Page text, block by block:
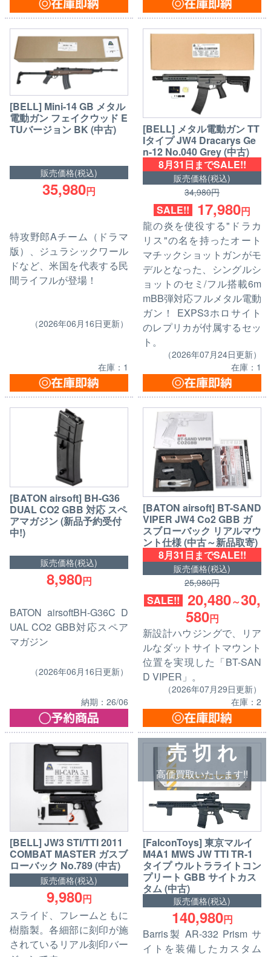
[BELL] Mini-14 GB メタル
電動ガン フェイクウッド E
TUバージョン BK (中古)
販売価格(税込)
35,980円
特攻野郎Aチーム（ドラマ
版）、ジュラシックワール
ドなど、米国を代表する民
間ライフルが登場！
（2026年06月16日更新）
在庫：1
[BELL] メタル電動ガン TT
Iタイプ JW4 Dracarys Ge
n-12 No.040 Grey (中古)
8月31日までSALE!!
販売価格(税込)
34,980円
SALE!! 17,980円
龍の炎を使役する"ドラカ
リス"の名を持ったオート
マチックショットガンがモ
デルとなった、シングルシ
ョットのセミ/フル搭載6m
mBB弾対応フルメタル電動
ガン！ EXPS3ホロサイト
のレプリカが付属するセッ
ト。
（2026年07月24日更新）
在庫：1
[BATON airsoft] BH-G36
DUAL CO2 GBB 対応 スペ
アマガジン (新品予約受付
中!)
販売価格(税込)
8,980円
BATON airsoftBH-G36C D
UAL CO2 GBB対応スペア
マガジン
（2026年06月16日更新）
納期：26/06
[BATON airsoft] BT-SAND
VIPER JW4 Co2 GBB ガ
スブローバック リアルマウ
ント仕様 (中古～新品取寄)
8月31日までSALE!!
販売価格(税込)
25,980円
SALE!! 20,480～30,
580円
新設計ハウジングで、リア
ルなダットサイトマウント
位置を実現した「BT-SAN
D VIPER」。
（2026年07月29日更新）
在庫：2
[BELL] JW3 STI/TTI 2011
COMBAT MASTER ガスブ
ローバック No.789 (中古)
販売価格(税込)
9,980円
スライド、フレームともに
樹脂製。各細部に刻印が施
されているリアル刻印バー
売 切 れ
高価買取いたします!!
[FalconToys] 東京マルイ
M4A1 MWS JW TTI TR-1
タイプ ウルトラライトコン
プリート GBB サイトカス
タム (中古)
販売価格(税込)
140,980円
Barris製 AR-332 Prism サ
イトを装備したカスタム